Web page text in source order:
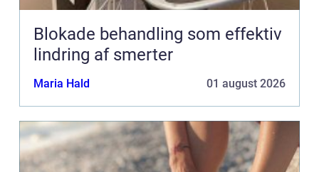
Blokade behandling som effektiv
lindring af smerter
Maria Hald 01 august 2026